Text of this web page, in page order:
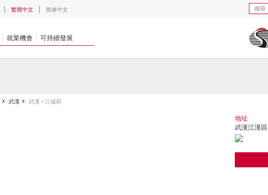
繁體中文 简体中文
就業機會 可持續發展
武漢 武漢 • 江城府
地址
武漢江漢區